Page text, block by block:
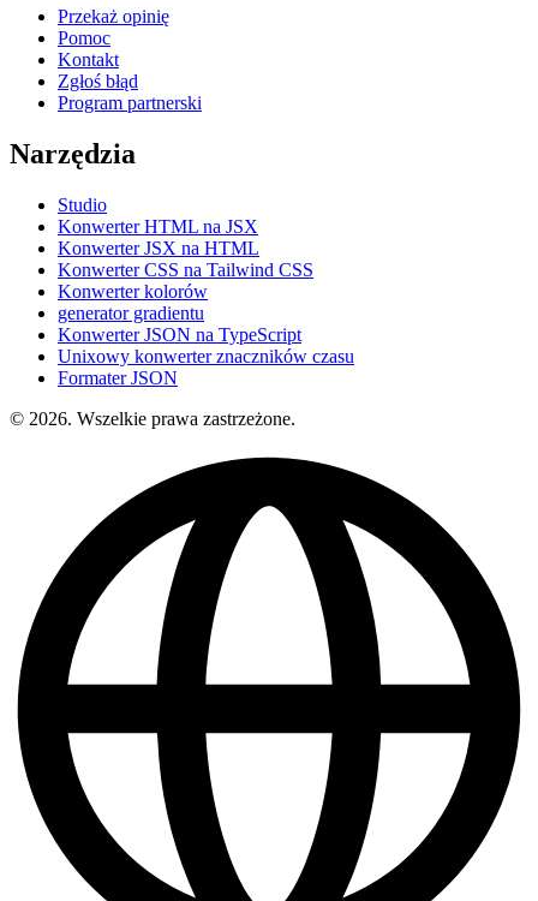
Przekaż opinię
Pomoc
Kontakt
Zgłoś błąd
Program partnerski
Narzędzia
Studio
Konwerter HTML na JSX
Konwerter JSX na HTML
Konwerter CSS na Tailwind CSS
Konwerter kolorów
generator gradientu
Konwerter JSON na TypeScript
Unixowy konwerter znaczników czasu
Formater JSON
© 2026. Wszelkie prawa zastrzeżone.